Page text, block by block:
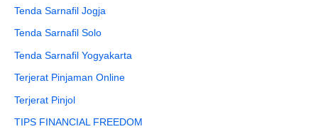
Tenda Sarnafil Jogja
Tenda Sarnafil Solo
Tenda Sarnafil Yogyakarta
Terjerat Pinjaman Online
Terjerat Pinjol
TIPS FINANCIAL FREEDOM